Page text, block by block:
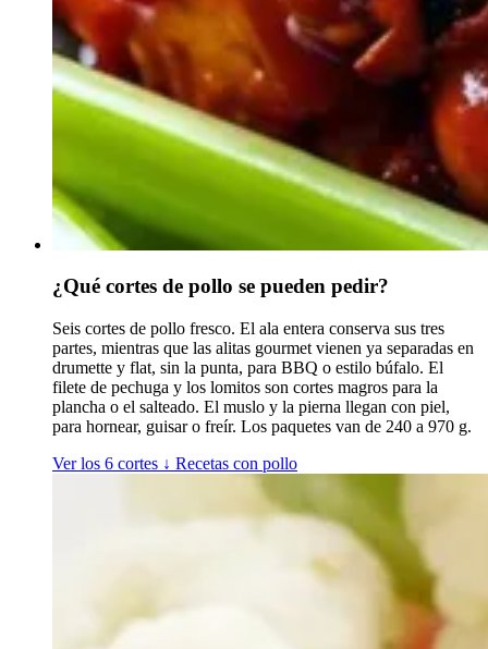
¿Qué cortes de pollo se pueden pedir?
Seis cortes de pollo fresco. El ala entera conserva sus tres
partes, mientras que las alitas gourmet vienen ya separadas en
drumette y flat, sin la punta, para BBQ o estilo búfalo. El
filete de pechuga y los lomitos son cortes magros para la
plancha o el salteado. El muslo y la pierna llegan con piel,
para hornear, guisar o freír. Los paquetes van de 240 a 970 g.
Ver los 6 cortes ↓ Recetas con pollo